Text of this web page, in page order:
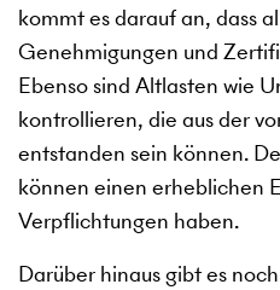
kommt es darauf an, dass
Genehmigungen und
Ebenso sind Altlasten wie
kontrollieren, die aus der
entstanden sein können.
können einen erheblichen
Verpflichtungen haben.
Darüber hinaus gibt es